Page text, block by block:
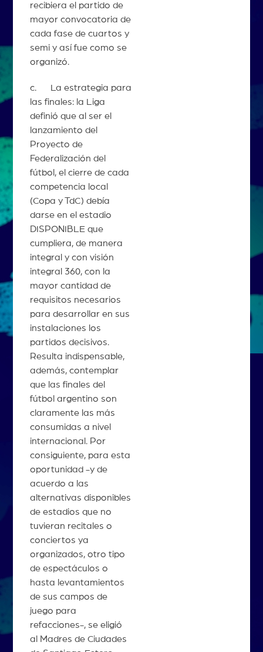
recibiera el partido de
mayor convocatoria de
cada fase de cuartos y
semi y así fue como se
organizó.
c. La estrategia para
las finales: la Liga
definió que al ser el
lanzamiento del
Proyecto de
Federalización del
fútbol, el cierre de cada
competencia local
(Copa y TdC) debía
darse en el estadio
DISPONIBLE que
cumpliera, de manera
integral y con visión
integral 360, con la
mayor cantidad de
requisitos necesarios
para desarrollar en sus
instalaciones los
partidos decisivos.
Resulta indispensable,
además, contemplar
que las finales del
fútbol argentino son
claramente las más
consumidas a nivel
internacional. Por
consiguiente, para esta
oportunidad -y de
acuerdo a las
alternativas disponibles
de estadios que no
tuvieran recitales o
conciertos ya
organizados, otro tipo
de espectáculos o
hasta levantamientos
de sus campos de
juego para
refacciones-, se eligió
al Madres de Ciudades